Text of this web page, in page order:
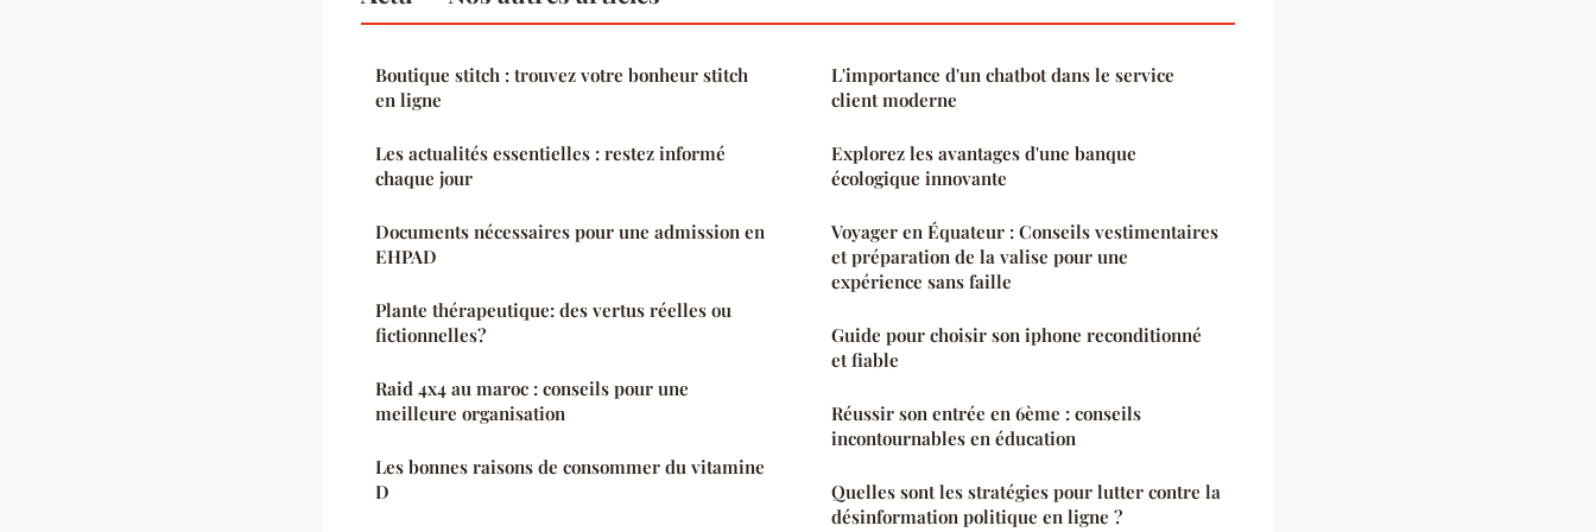
Boutique stitch : trouvez votre bonheur stitch
en ligne
Les actualités essentielles : restez informé
chaque jour
Documents nécessaires pour une admission en
EHPAD
Plante thérapeutique: des vertus réelles ou
fictionnelles?
Raid 4x4 au maroc : conseils pour une
meilleure organisation
Les bonnes raisons de consommer du vitamine
D
L'importance d'un chatbot dans le service
client moderne
Explorez les avantages d'une banque
écologique innovante
Voyager en Équateur : Conseils vestimentaires
et préparation de la valise pour une
expérience sans faille
Guide pour choisir son iphone reconditionné
et fiable
Réussir son entrée en 6ème : conseils
incontournables en éducation
Quelles sont les stratégies pour lutter contre la
désinformation politique en ligne ?